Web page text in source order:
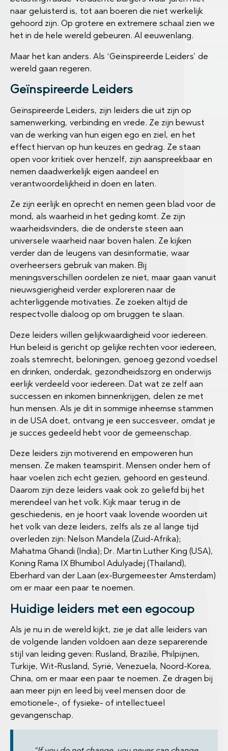
naar geluisterd is, tot aan boeren die niet werkelijk
gehoord zijn. Op grotere en extremere schaal zien we
het in de hele wereld gebeuren. Al eeuwenlang.
Maar het kan anders. Als ‘Geïnspireerde Leiders’ de
wereld gaan regeren.
Geïnspireerde Leiders
Geïnspireerde Leiders, zijn leiders die uit zijn op
samenwerking, verbinding en vrede. Ze zijn bewust
van de werking van hun eigen ego en ziel, en het
effect hiervan op hun keuzes en gedrag. Ze staan
open voor kritiek over henzelf, zijn aanspreekbaar en
nemen daadwerkelijk eigen aandeel en
verantwoordelijkheid in doen en laten.
Ze zijn eerlijk en oprecht en nemen geen blad voor de
mond, als waarheid in het geding komt. Ze zijn
waarheidsvinders, die de onderste steen aan
universele waarheid naar boven halen. Ze kijken
verder dan de leugens van desinformatie, waar
overheersers gebruik van maken. Bij
meningsverschillen oordelen ze niet, maar gaan vanuit
nieuwsgierigheid verder exploreren naar de
achterliggende motivaties. Ze zoeken altijd de
respectvolle dialoog op om bruggen te slaan.
Deze leiders willen gelijkwaardigheid voor iedereen.
Hun beleid is gericht op gelijke rechten voor iedereen,
zoals stemrecht, beloningen, genoeg gezond voedsel
en drinken, onderdak, gezondheidszorg en onderwijs
eerlijk verdeeld voor iedereen. Dat wat ze zelf aan
successen en inkomen binnenkrijgen, delen ze met
hun mensen. Als je dit in sommige inheemse stammen
in de USA doet, ontvang je een succesveer, omdat je
je succes gedeeld hebt voor de gemeenschap.
Deze leiders zijn motiverend en empoweren hun
mensen. Ze maken teamspirit. Mensen onder hem of
haar voelen zich echt gezien, gehoord en gesteund.
Daarom zijn deze leiders vaak ook zo geliefd bij het
merendeel van het volk. Kijk maar terug in de
geschiedenis, en je hoort vaak lovende woorden uit
het volk van deze leiders, zelfs als ze al lange tijd
overleden zijn: Nelson Mandela (Zuid-Afrika);
Mahatma Ghandi (India); Dr. Martin Luther King (USA),
Koning Rama IX Bhumibol Adulyadej (Thailand),
Eberhard van der Laan (ex-Burgemeester Amsterdam)
om er maar een paar te noemen.
Huidige leiders met een egocoup
Als je nu in de wereld kijkt, zie je dat alle leiders van
de volgende landen voldoen aan deze separerende
stijl van leiding geven: Rusland, Brazilië, Philpijnen,
Turkije, Wit-Rusland, Syrië, Venezuela, Noord-Korea,
China, om er maar een paar te noemen. Ze dragen bij
aan meer pijn en leed bij veel mensen door de
emotionele-, of fysieke- of intellectueel
gevangenschap.